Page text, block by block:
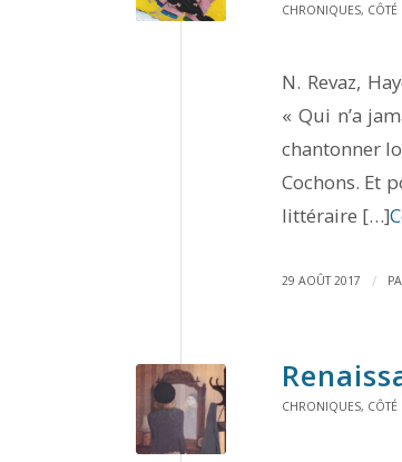
CHRONIQUES, CÔTÉ
N. Revaz,
« Qui n’a
chantonner
Cochons. Et
littéraire […]
29 AOÛT 2017 /
CHRONIQUES, CÔTÉ